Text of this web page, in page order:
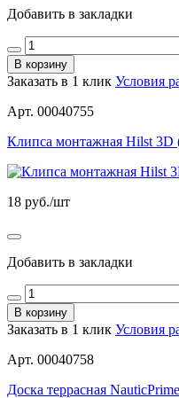
Добавить в закладки
В корзину
Заказать в 1 клик Условия
Арт. 00040755
Клипса монтажная Hilst 3D
18 руб./шт
Добавить в закладки
В корзину
Заказать в 1 клик Условия
Арт. 00040758
Доска террасная